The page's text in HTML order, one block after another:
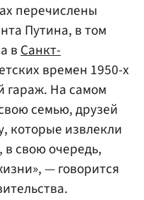
перечислены
Путина, в том
вСанкт-
времен 1950-х
гараж. На самом
семью, друзей
которые извлекли
в свою очередь,
— говорится